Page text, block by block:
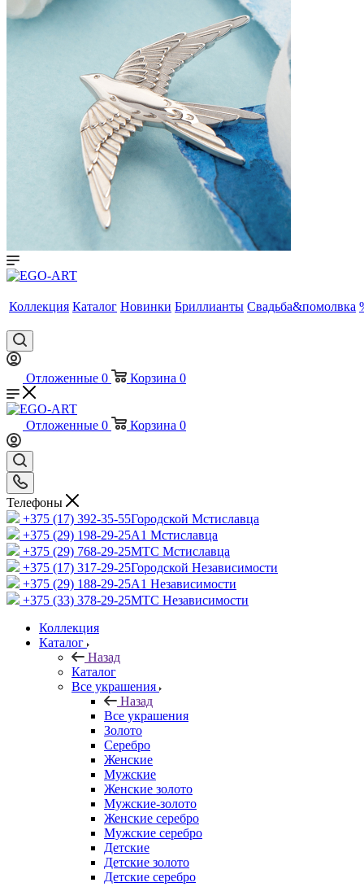
Коллекция Каталог Новинки Бриллианты Свадьба&помолвка
Отложенные 0 Корзина 0
Отложенные 0 Корзина 0
Телефоны
+375 (17) 392-35-55Городской Мстиславца
+375 (29) 198-29-25A1 Мстиславца
+375 (29) 768-29-25МТС Мстиславца
+375 (17) 317-29-25Городской Независимости
+375 (29) 188-29-25A1 Независимости
+375 (33) 378-29-25МТС Независимости
Коллекция
Каталог
Назад
Каталог
Все украшения
Назад
Все украшения
Золото
Серебро
Женские
Мужские
Женские золото
Мужские-золото
Женские серебро
Мужские серебро
Детские
Детские золото
Детские серебро